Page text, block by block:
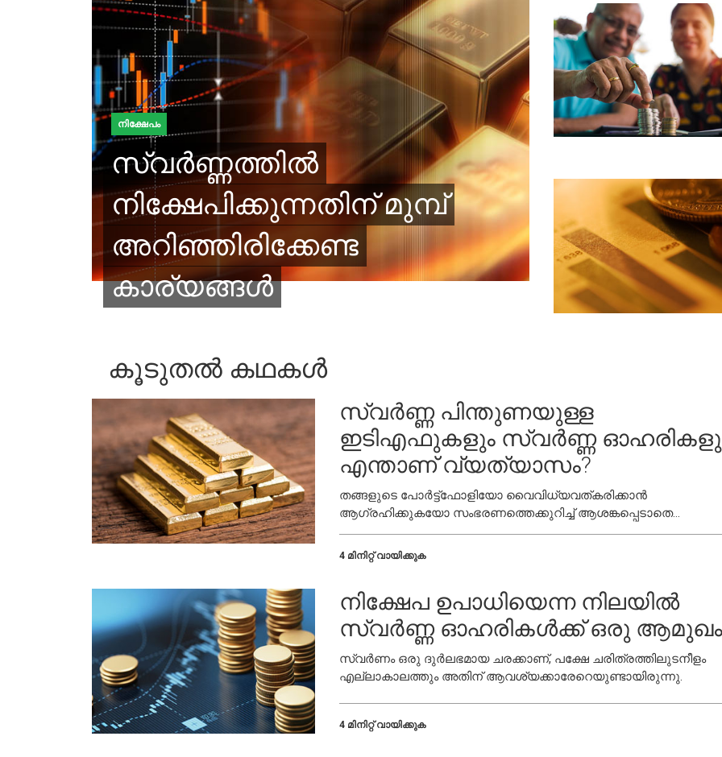
നിക്ഷേപം
സ്വർണ്ണത്തിൽ
നിക്ഷേപിക്കുന്നതിന് മുമ്പ്
അറിഞ്ഞിരിക്കേണ്ട
കാര്യങ്ങൾ
കൂടുതൽ കഥകൾ
സ്വർണ്ണ പിന്തുണയുള്ള
ഇടിഎഫുകളും സ്വർണ്ണ
എന്താണ് വ്യത്യാസം?
തങ്ങളുടെ പോർട്ട്‌ഫോളിയോ വൈവിധ്യവത്കരിക്കാൻ
ആഗ്രഹിക്കുകയോ സംഭരണത്തെക്കുറിച്ച് ആശങ്കപ്പെടാതെ
സ്വർണ്ണത്തിൽ നിക്ഷേപിക്കാൻ ആഗ്രഹിക്കുകയോ
4 മിനിറ്റ് വായിക്കുക
നിക്ഷേപ ഉപാധിയെന്ന നിലയിൽ
സ്വർണ്ണ ഓഹരികൾക്ക് ഒരു ആമുഖം
സ്വർണം ഒരു ദുര്‍ലഭമായ ചരക്കാണ്, പക്ഷേ ചരിത്രത്തിലുടനീളം
എല്ലാകാലത്തും അതിന് ആവശ്യക്കാരേറെയുണ്ടായിരുന്നു.
4 മിനിറ്റ് വായിക്കുക